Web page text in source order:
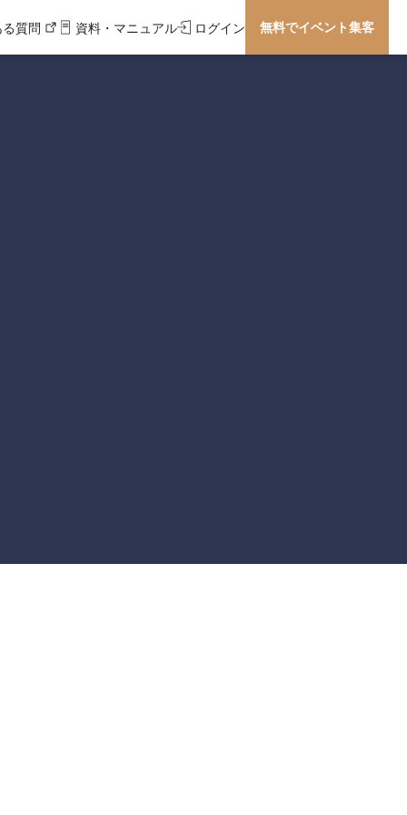
る質問 資料・マニュアル ログイン 無料でイベント集客